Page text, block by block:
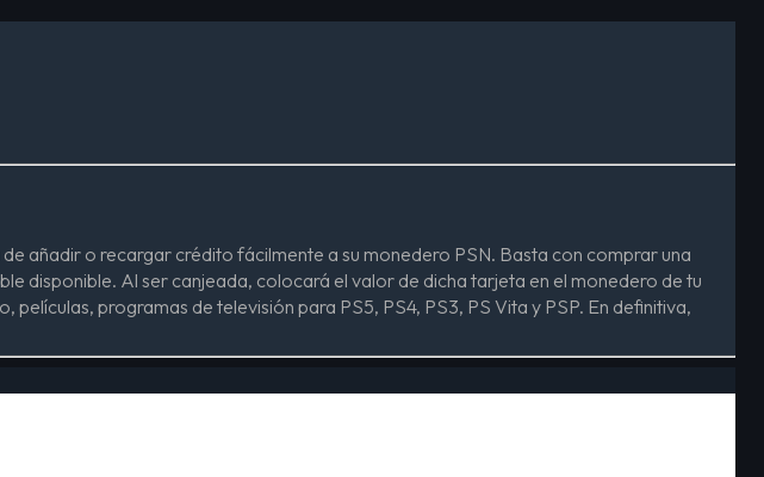
añadir o recargar crédito fácilmente a su monedero PSN. Basta con comprar una
disponible. Al ser canjeada, colocará el valor de dicha tarjeta en el monedero de tu
programas de televisión para PS5, PS4, PS3, PS Vita y PSP. En definitiva,